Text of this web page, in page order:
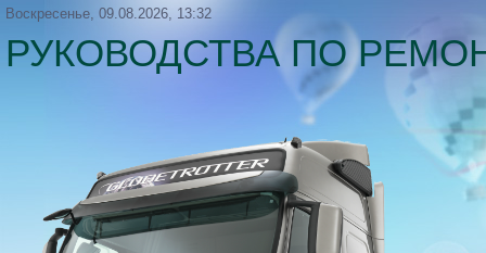
Воскресенье, 09.08.2026, 13:32
РУКОВОДСТВА ПО